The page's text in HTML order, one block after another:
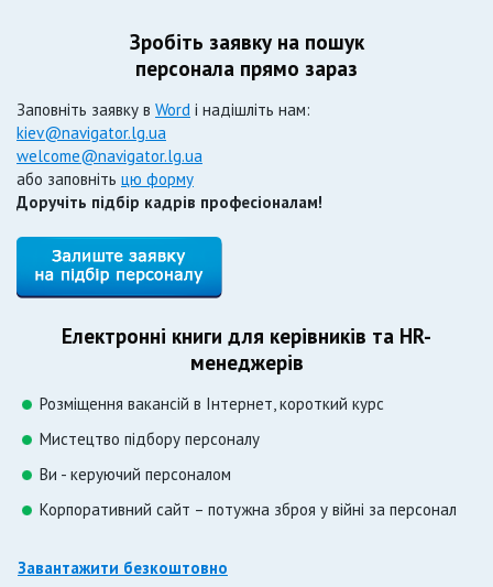
Зробіть заявку на пошук
персонала прямо зараз
Заповніть заявку в Word і надішліть нам:
kiev@navigator.lg.ua
welcome@navigator.lg.ua
або заповніть цю форму
Доручіть підбір кадрів професіоналам!
Електронні книги для керівників та HR-
менеджерів
Розміщення вакансій в Інтернет, короткий курс
Мистецтво підбору персоналу
Ви - керуючий персоналом
Корпоративний сайт – потужна зброя у війні за персонал
Завантажити безкоштовно